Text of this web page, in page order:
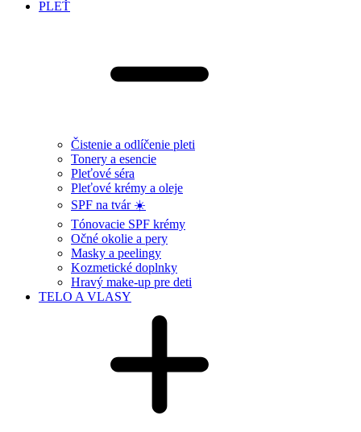
PLEŤ
Čistenie a odlíčenie pleti
Tonery a esencie
Pleťové séra
Pleťové krémy a oleje
SPF na tvár ☀️
Tónovacie SPF krémy
Očné okolie a pery
Masky a peelingy
Kozmetické doplnky
Hravý make-up pre deti
TELO A VLASY